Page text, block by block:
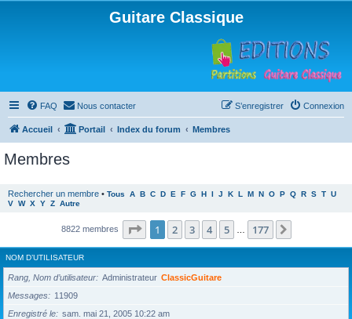
Guitare Classique
FAQ Nous contacter Connexion
S’enregistrer
Accueil Portail Index du forum Membres
Membres
Rechercher un membre • Tous A B C D E F G H I J K L M N O P Q R S T U
V W X Y Z Autre
8822 membres Page 1sur177
1 2 3 4 5 177
NOM D’UTILISATEUR
Rang, Nom d’utilisateur Administrateur ClassicGuitare
Messages
11909
Enregistré le
sam. mai 21, 2005 10:22 am